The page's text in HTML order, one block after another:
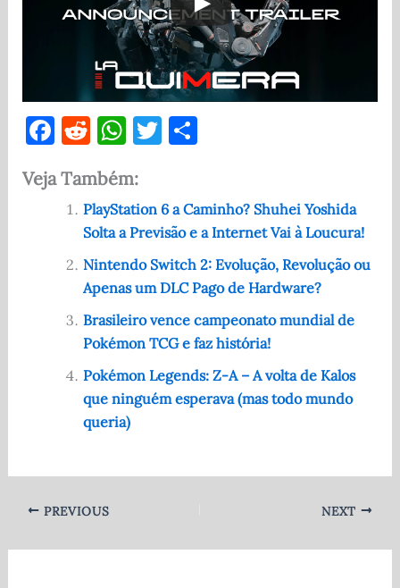
F
c
e
o
k
R
d
di
t
W
at
s
A
p
p
T
te
r
S
e
Veja Também:
PlayStation 6 a Caminho? Shuhei Yoshida
Solta a Previsão e a Internet Vai à Loucura!
Nintendo Switch 2: Evolução, Revolução ou
Apenas um DLC Pago de Hardware?
Brasileiro vence campeonato mundial de
Pokémon TCG e faz história!
Pokémon Legends: Z-A – A volta de Kalos
que ninguém esperava (mas todo mundo
queria)
PREVIOUS NEXT